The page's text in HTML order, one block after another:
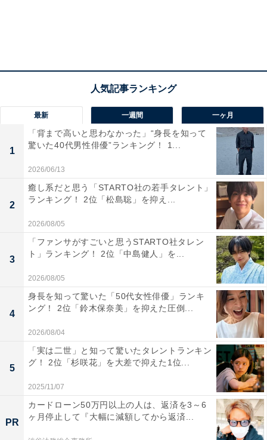
こちらもおすすめ
関西の高校生が選ぶ「校風や雰囲気が良い大
学」ランキング！ 2位「近畿大学」、1位は？
最新 一週間 一ヶ月
1
「背まで高いと思わなかった」“身長を知って
驚いた40代男性俳優”ランキング！ 1...
2026/06/13
2
癒し系だと思う「STARTO社の若手タレント」
ランキング！ 2位「松島聡」を抑え...
2026/08/05
3
「ファンサがすごいと思うSTARTO社タレン
ト」ランキング！ 2位「中島健人」を...
2026/08/05
4
身長を知って驚いた「50代女性俳優」ランキ
ング！ 2位「鈴木保奈美」を抑えた圧倒...
2026/08/04
5
「実は二世」と知って驚いたタレントランキン
グ！ 2位「杉咲花」を大差で抑えた1位...
2025/11/07
PR
カードローン50万円以上の人は、返済を3～6
ヶ月停止して『大幅に減額してから返済...